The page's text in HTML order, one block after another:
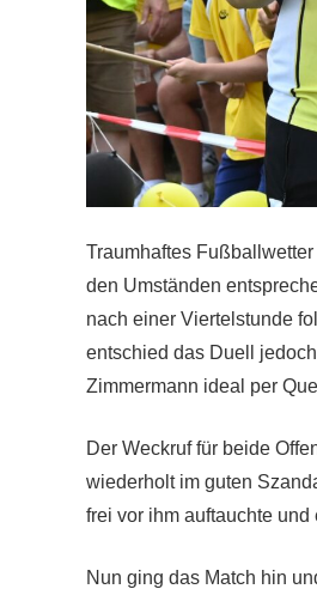
Traumhaftes
den Umständen
nach einer Viertelstunde
entschied das Duell
Zimmermann ideal per
Der Weckruf für beide
wiederholt im guten
frei vor ihm auftauchte
Nun ging das Match hin